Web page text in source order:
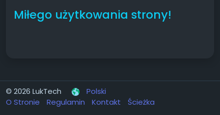
Miłego użytkowania strony!
© 2026 LukTech
Polski
O Stronie
Regulamin Kontakt Ścieżka